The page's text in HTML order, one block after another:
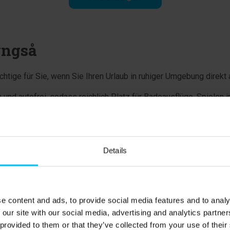
Details
content and ads, to provide social media features and to
site with our social media, advertising and analytics
to them or that they’ve collected from your use of
für Sie, wenn Sie Ihren Urlaub in ruhiger Umgebung
autofrei, sodass reichlich Platz für Badeausflüge, Spielen
bis abends am Strand verbringen, während Frühling und
Abendspaziergang genießen oder die Familie vor dem
Möglichkeiten zur Bernsteinsuche. Nach Tagen mit
und anderen kleinen Fundstücken aus dem Meer. Das